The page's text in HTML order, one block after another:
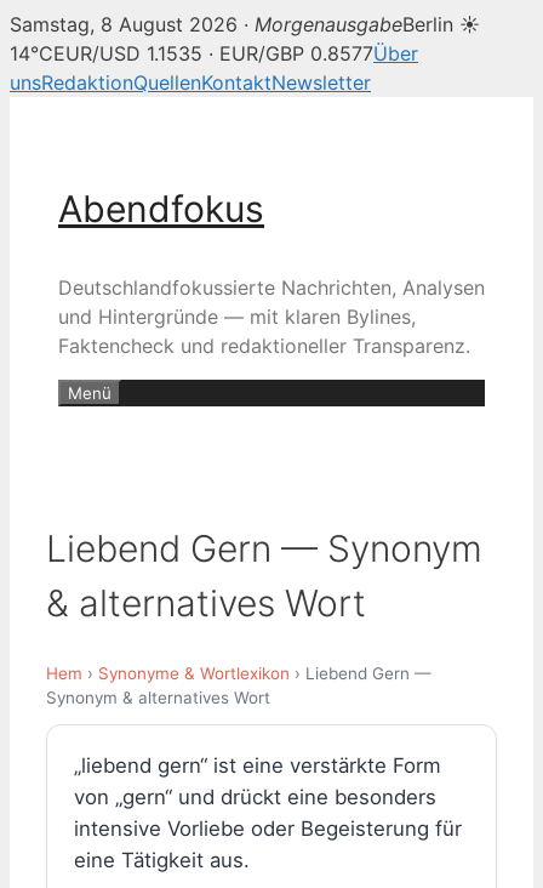
Samstag, 8 August 2026 · MorgenausgabeBerlin ☀
14°CEUR/USD 1.1535 · EUR/GBP 0.8577Über
unsRedaktionQuellenKontaktNewsletter
Abendfokus
Deutschlandfokussierte Nachrichten, Analysen
und Hintergründe — mit klaren Bylines,
Faktencheck und redaktioneller Transparenz.
Menü
Liebend Gern — Synonym
& alternatives Wort
Hem › Synonyme & Wortlexikon › Liebend Gern —
Synonym & alternatives Wort
„liebend gern“ ist eine verstärkte Form
von „gern“ und drückt eine besonders
intensive Vorliebe oder Begeisterung für
eine Tätigkeit aus.